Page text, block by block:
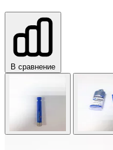
В сравнение